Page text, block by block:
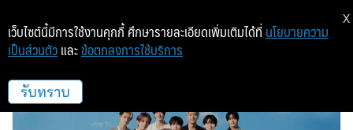
ดร.จาร์ท
เว็บไซต์นี้มีการใช้งานคุกกี้ ศึกษารายละเอียดเพิ่มเติมได้ที่ นโยบายความ
เป็นส่วนตัว และ ข้อตกลงการใช้บริการ
รับทราบ
X